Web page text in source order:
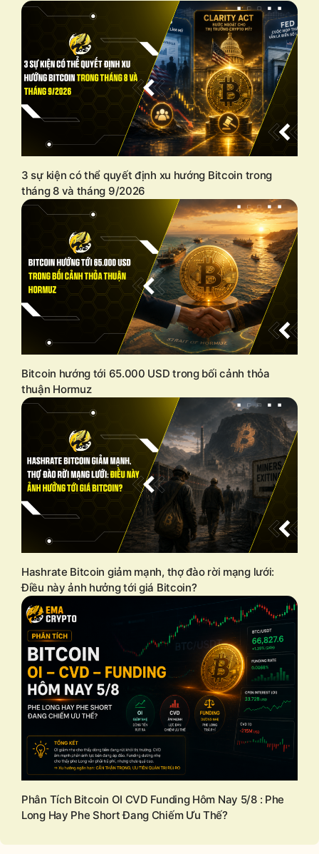
3 sự kiện có thể quyết định xu hướng Bitcoin trong
tháng 8 và tháng 9/2026
Bitcoin hướng tới 65.000 USD trong bối cảnh thỏa
thuận Hormuz
Hashrate Bitcoin giảm mạnh, thợ đào rời mạng lưới:
Điều này ảnh hưởng tới giá Bitcoin?
Phân Tích Bitcoin OI CVD Funding Hôm Nay 5/8 : Phe
Long Hay Phe Short Đang Chiếm Ưu Thế?